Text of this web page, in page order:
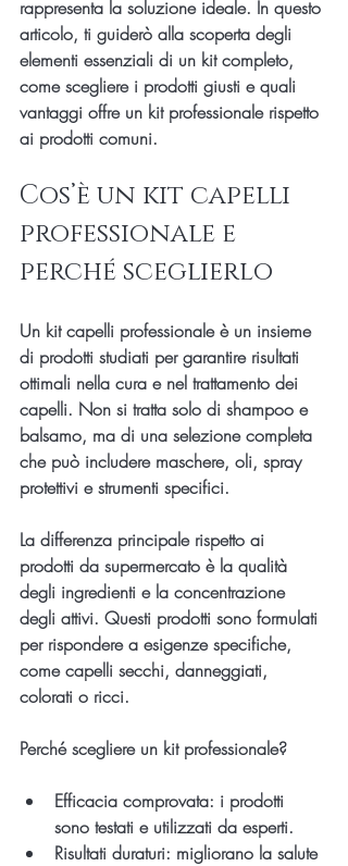
rappresenta la soluzione ideale. In questo
articolo, ti guiderò alla scoperta degli
elementi essenziali di un kit completo,
come scegliere i prodotti giusti e quali
vantaggi offre un kit professionale rispetto
ai prodotti comuni.
Cos’è un kit capelli
professionale e
perché sceglierlo
Un kit capelli professionale è un insieme
di prodotti studiati per garantire risultati
ottimali nella cura e nel trattamento dei
capelli. Non si tratta solo di shampoo e
balsamo, ma di una selezione completa
che può includere maschere, oli, spray
protettivi e strumenti specifici.
La differenza principale rispetto ai
prodotti da supermercato è la qualità
degli ingredienti e la concentrazione
degli attivi. Questi prodotti sono formulati
per rispondere a esigenze specifiche,
come capelli secchi, danneggiati,
colorati o ricci.
Perché scegliere un kit professionale?
Efficacia comprovata: i prodotti
sono testati e utilizzati da esperti.
Risultati duraturi: migliorano la salute